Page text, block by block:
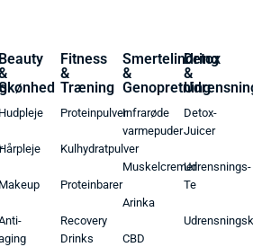
Beauty
Hudpleje
Fitness
&
Træning
Proteinpulver
Kulhydratpulver
Proteinbarer
Recovery
Drinks
Smertelindring
&
Genopretning
Infrarøde
varmepuder
Muskelcremer
Arinka
CBD
Detox
&
Detox-
Juicer
Udrensnings-
Te